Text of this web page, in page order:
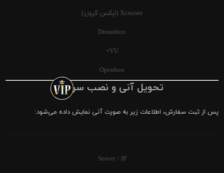
Xcruiser (ایکس کروزر)
Dreambox
VU+
Openbox
تحویل آنی و نصب سریع
پس از ثبت سفارش، اطلاعات زیر به صورت آنی نمایش داده می‌شود:
Server / IP